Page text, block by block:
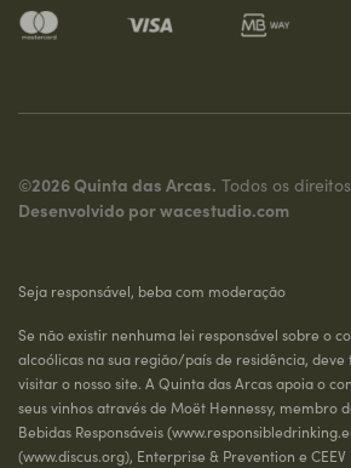
©2026 Quinta das Arcas. Todos os
Desenvolvido porwacestudio.com
Seja responsável, beba com moderação
Se não existir nenhuma lei responsável sobre o
alcoólicas na sua região/país de residência, deve
visitar o nosso site. A Quinta das Arcas apoia o
seus vinhos através de Moët Hennessy, membro
Bebidas Responsáveis (
(www.discus.org), Enterprise & Prevention e CEEV